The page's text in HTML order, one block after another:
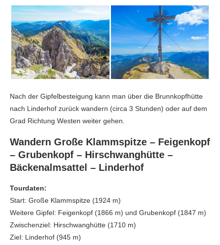
Nach der Gipfelbesteigung kann man über die Brunnkopfhütte
nach Linderhof zurück wandern (circa 3 Stunden) oder auf dem
Grad Richtung Westen weiter gehen.
Wandern Große Klammspitze – Feigenkopf
– Grubenkopf – Hirschwanghütte –
Bäckenalmsattel – Linderhof
Tourdaten:
Start: Große Klammspitze (1924 m)
Weitere Gipfel: Feigenkopf (1866 m) und Grubenkopf (1847 m)
Zwischenziel: Hirschwanghütte (1710 m)
Ziel: Linderhof (945 m)